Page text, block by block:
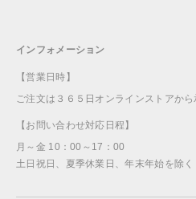
インフォメーション
【営業日時】
ご注文は３６５日オンラインストアから
【お問い合わせ対応日程】
月～金 10：00～17：00
土日祝日、夏季休業日、年末年始を除く